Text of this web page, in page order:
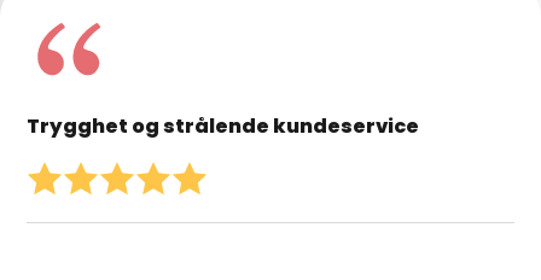
Trygghet og strålende kundeservice